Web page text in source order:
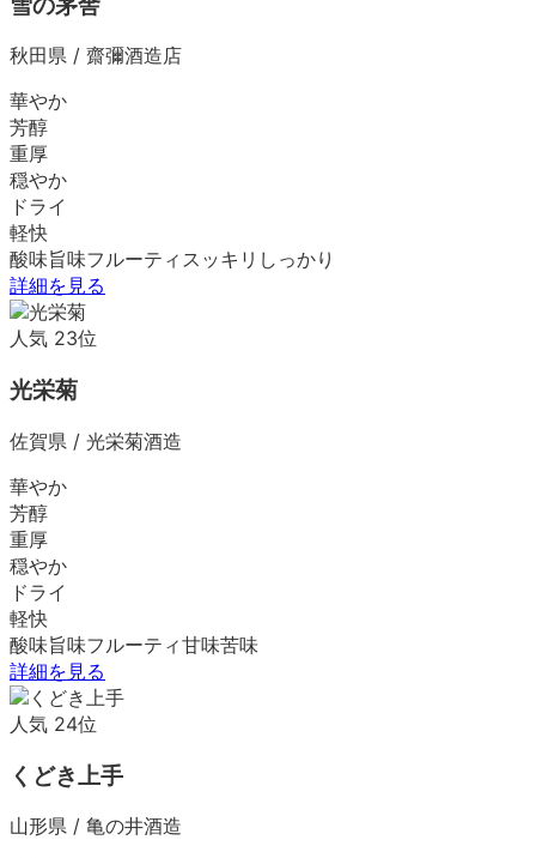
秋田県 / 齋彌酒造店
華やか
芳醇
重厚
穏やか
ドライ
軽快
酸味旨味フルーティ スッキリ しっかり
詳細を見る
人気 23位
光栄菊
佐賀県 / 光栄菊酒造
華やか
芳醇
重厚
穏やか
ドライ
軽快
酸味旨味フルーティ甘味苦味
詳細を見る
人気 24位
くどき上手
山形県 / 亀の井酒造